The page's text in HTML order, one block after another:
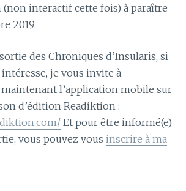
interactif cette fois) à paraître
2019.
des Chroniques d’Insularis, si
je vous invite à
l’application mobile sur
d’édition Readiktion :
Et pour être informé(e)
vous pouvez vousinscrire à ma